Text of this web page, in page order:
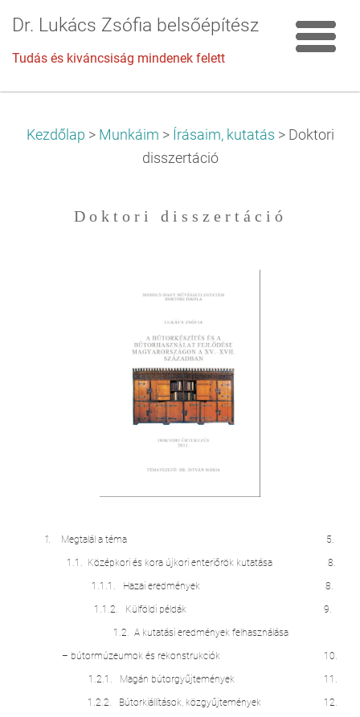
Dr. Lukács Zsófia belsőépítész
Tudás és kiváncsiság mindenek felett
Kezdőlap > Munkáim > Írásaim, kutatás > Doktori
disszertáció
D o k t o r i d i s s z e r t á c i ó
1. Megtalál a téma 5.
1.1. Középkori és kora újkori enteriőrök kutatása 8.
1.1.1. Hazai eredmények 8.
1.1.2. Külföldi példák 9.
1.2. A kutatási eredmények felhasználása
– bútormúzeumok és rekonstrukciók 10.
1.2.1. Magán bútorgyűjtemények 11.
1.2.2. Bútorkiállítások, közgyűjtemények 12.